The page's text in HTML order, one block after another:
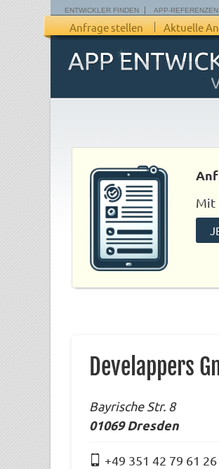
ENTWICKLER FINDEN APP-REFERENZEN
Anfrage stellen Aktuelle
Mit
Develappers
Bayrische Str. 8
01069Dresden
+49 351 42 79 61 26